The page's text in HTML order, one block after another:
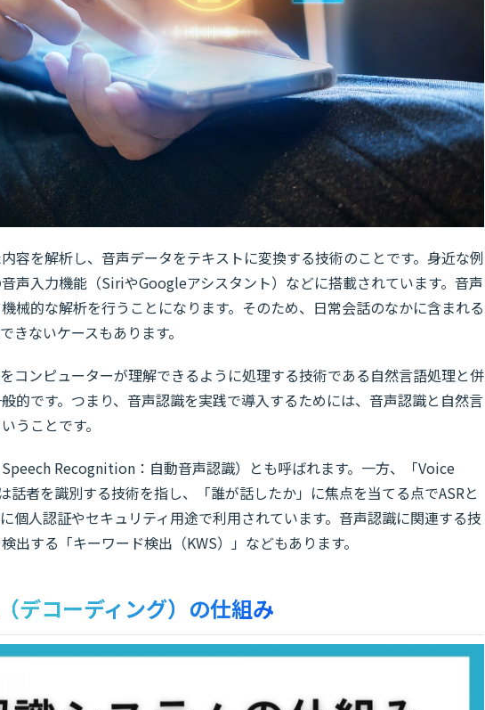
容を解析し、音声データをテキストに変換する技術のことです。身近な例
声入力機能（SiriやGoogleアシスタント）などに搭載されています。音声
械的な解析を行うことになります。そのため、日常会話のなかに含まれる
きないケースもあります。
コンピューターが理解できるように処理する技術である自然言語処理と併
的です。つまり、音声認識を実践で導入するためには、音声認識と自然言
うことです。
Recognition：自動音声認識）とも呼ばれます。一方、「Voice
者を識別する技術を指し、「誰が話したか」に焦点を当てる点でASRと
個人認証やセキュリティ用途で利用されています。音声認識に関連する技
出する「キーワード検出（KWS）」などもあります。
デコーディング）の仕組み